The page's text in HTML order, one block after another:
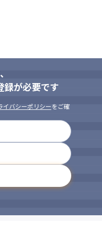
ティングの場を定期的に設け
録が必要です
イバシーポリシーをご確